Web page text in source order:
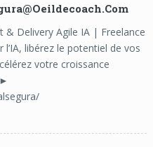
& Delivery Agile IA | Freelance
l’IA, libérez le potentiel de vos
votre croissance